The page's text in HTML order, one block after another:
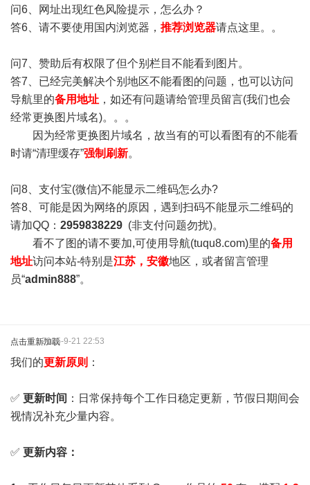
问6、网址出现红色风险提示，怎么办？
答6、请不要使用国内浏览器， 推荐浏览器请点这里。。
问7、赞助后有权限了但个别栏目不能看到图片。
答7、已经完美解决个别地区不能看图的问题，也可以访问
导航里的备用地址 ，如还有问题请给管理员留言(我们也会
经常更换图片域名)。。。
因为经常更换图片域名，故当有的可以看图有的不能看
时请“清理缓存”强制刷新。
问8、支付宝(微信)不能显示二维码怎么办?
答8、可能是因为网络的原因，遇到扫码不能显示二维码的
请加QQ： 2959838229 (非支付问题勿扰)。
看不了图的请不要加,可使用导航(tuqu8.com)里的备用
地址访问本站-特别是江苏，安徽地区，或者留言管理
员“admin888”。
点击重新加载2025-9-21 22:53
我们的更新原则 ：
✅ 更新时间 ：日常保持每个工作日稳定更新，节假日期间会
视情况补充少量内容。
✅ 更新内容：